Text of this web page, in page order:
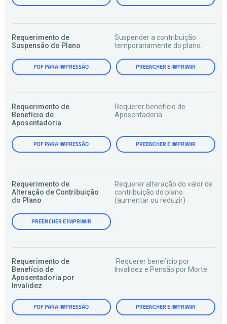
Requerimento de
Suspensão do Plano
Suspender a contribuição
temporariamente do plano.
PDF PARA IMPRESSÃO PREENCHER E IMPRIMIR
Requerimento de
Benefício de
Aposentadoria
Requerer benefício de
Aposentadoria
PDF PARA IMPRESSÃO PREENCHER E IMPRIMIR
Requerimento de
Alteração de Contribuição
do Plano
Requerer alteração do valor de
contribuição do plano
(aumentar ou reduzir)
PREENCHER E IMPRIMIR
Requerimento de
Benefício de
Aposentadoria por
Invalidez
Requerer benefício por
Invalidez e Pensão por Morte
PDF PARA IMPRESSÃO PREENCHER E IMPRIMIR